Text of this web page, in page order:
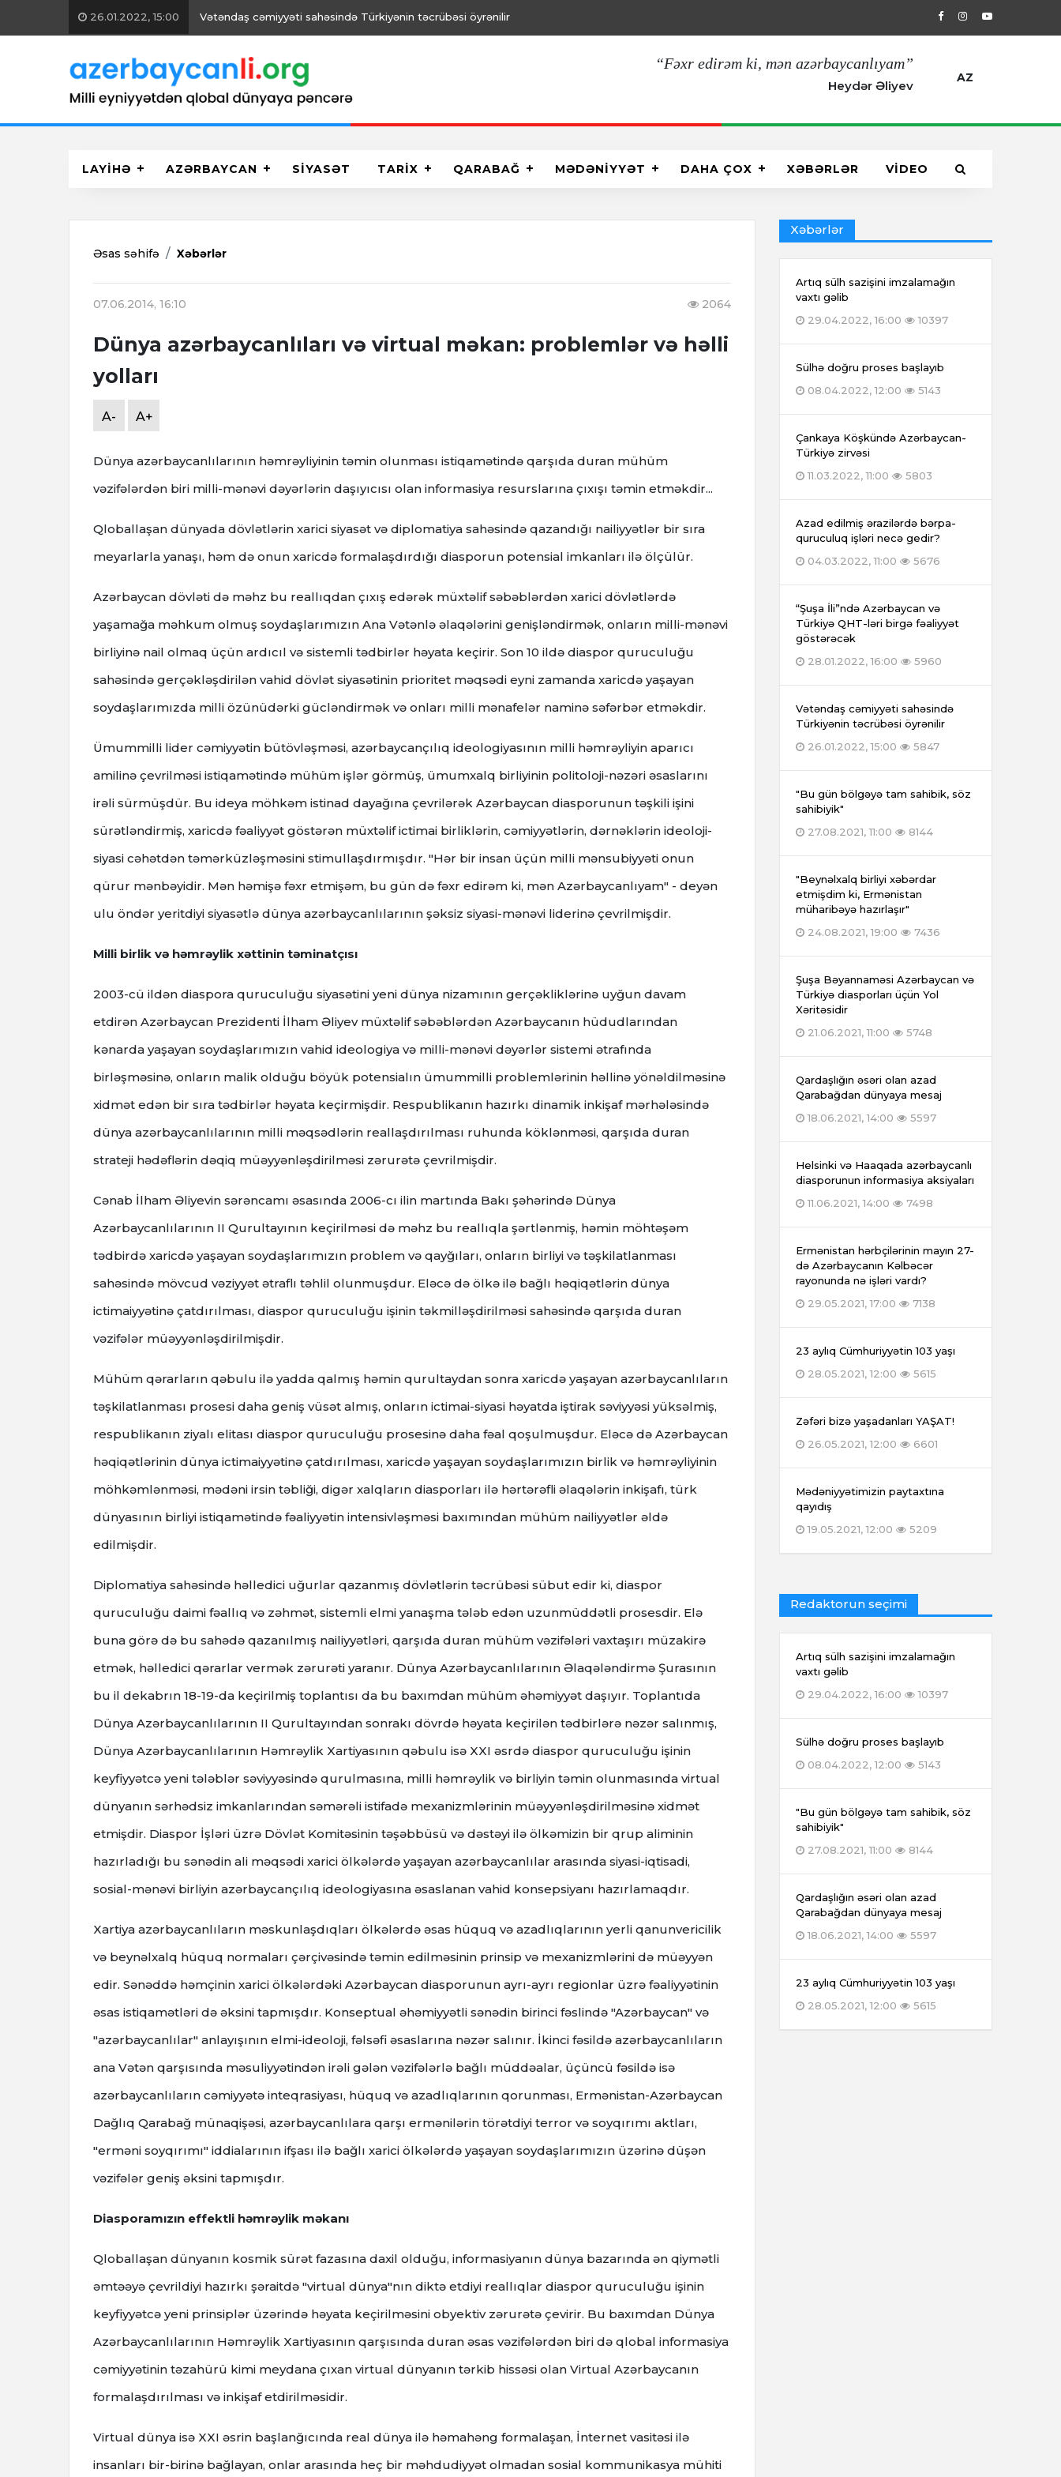
26.01.2022, 15:00 Vətəndaş cəmiyyəti sahəsində Türkiyənin təcrübəsi öyrənilir 29.04.2022, 16:00 Artıq sülh
“Fəxr edirəm ki, mən azərbaycanlıyam”
Heydər Əliyev
AZ
LAYİHƏ AZƏRBAYCAN SİYASƏT TARİX QARABAĞ MƏDƏNİYYƏT DAHA ÇOX XƏBƏRLƏR VİDEO
Əsas səhifə Xəbərlər
07.06.2014, 16:10 2064
Dünya azərbaycanlıları və virtual məkan: problemlər və həlli
yolları
A- A+
Dünya azərbaycanlılarının həmrəyliyinin təmin olunması istiqamətində qarşıda duran mühüm
vəzifələrdən biri milli-mənəvi dəyərlərin daşıyıcısı olan informasiya resurslarına çıxışı təmin etməkdir...
Qloballaşan dünyada dövlətlərin xarici siyasət və diplomatiya sahəsində qazandığı nailiyyətlər bir sıra
meyarlarla yanaşı, həm də onun xaricdə formalaşdırdığı diasporun potensial imkanları ilə ölçülür.
Azərbaycan dövləti də məhz bu reallıqdan çıxış edərək müxtəlif səbəblərdən xarici dövlətlərdə
yaşamağa məhkum olmuş soydaşlarımızın Ana Vətənlə əlaqələrini genişləndirmək, onların milli-mənəvi
birliyinə nail olmaq üçün ardıcıl və sistemli tədbirlər həyata keçirir. Son 10 ildə diaspor quruculuğu
sahəsində gerçəkləşdirilən vahid dövlət siyasətinin prioritet məqsədi eyni zamanda xaricdə yaşayan
soydaşlarımızda milli özünüdərki gücləndirmək və onları milli mənafelər naminə səfərbər etməkdir.
Ümummilli lider cəmiyyətin bütövləşməsi, azərbaycançılıq ideologiyasının milli həmrəyliyin aparıcı
amilinə çevrilməsi istiqamətində mühüm işlər görmüş, ümumxalq birliyinin politoloji-nəzəri əsaslarını
irəli sürmüşdür. Bu ideya möhkəm istinad dayağına çevrilərək Azərbaycan diasporunun təşkili işini
sürətləndirmiş, xaricdə fəaliyyət göstərən müxtəlif ictimai birliklərin, cəmiyyətlərin, dərnəklərin ideoloji-
siyasi cəhətdən təmərküzləşməsini stimullaşdırmışdır. "Hər bir insan üçün milli mənsubiyyəti onun
qürur mənbəyidir. Mən həmişə fəxr etmişəm, bu gün də fəxr edirəm ki, mən Azərbaycanlıyam" - deyən
ulu öndər yeritdiyi siyasətlə dünya azərbaycanlılarının şəksiz siyasi-mənəvi liderinə çevrilmişdir.
Milli birlik və həmrəylik xəttinin təminatçısı
2003-cü ildən diaspora quruculuğu siyasətini yeni dünya nizamının gerçəkliklərinə uyğun davam
etdirən Azərbaycan Prezidenti İlham Əliyev müxtəlif səbəblərdən Azərbaycanın hüdudlarından
kənarda yaşayan soydaşlarımızın vahid ideologiya və milli-mənəvi dəyərlər sistemi ətrafında
birləşməsinə, onların malik olduğu böyük potensialın ümummilli problemlərinin həllinə yönəldilməsinə
xidmət edən bir sıra tədbirlər həyata keçirmişdir. Respublikanın hazırkı dinamik inkişaf mərhələsində
dünya azərbaycanlılarının milli məqsədlərin reallaşdırılması ruhunda köklənməsi, qarşıda duran
strateji hədəflərin dəqiq müəyyənləşdirilməsi zərurətə çevrilmişdir.
Cənab İlham Əliyevin sərəncamı əsasında 2006-cı ilin martında Bakı şəhərində Dünya
Azərbaycanlılarının II Qurultayının keçirilməsi də məhz bu reallıqla şərtlənmiş, həmin möhtəşəm
tədbirdə xaricdə yaşayan soydaşlarımızın problem və qayğıları, onların birliyi və təşkilatlanması
sahəsində mövcud vəziyyət ətraflı təhlil olunmuşdur. Eləcə də ölkə ilə bağlı həqiqətlərin dünya
ictimaiyyətinə çatdırılması, diaspor quruculuğu işinin təkmilləşdirilməsi sahəsində qarşıda duran
vəzifələr müəyyənləşdirilmişdir.
Mühüm qərarların qəbulu ilə yadda qalmış həmin qurultaydan sonra xaricdə yaşayan azərbaycanlıların
təşkilatlanması prosesi daha geniş vüsət almış, onların ictimai-siyasi həyatda iştirak səviyyəsi yüksəlmiş,
respublikanın ziyalı elitası diaspor quruculuğu prosesinə daha fəal qoşulmuşdur. Eləcə də Azərbaycan
həqiqətlərinin dünya ictimaiyyətinə çatdırılması, xaricdə yaşayan soydaşlarımızın birlik və həmrəyliyinin
möhkəmlənməsi, mədəni irsin təbliği, digər xalqların diasporları ilə hərtərəfli əlaqələrin inkişafı, türk
dünyasının birliyi istiqamətində fəaliyyətin intensivləşməsi baxımından mühüm nailiyyətlər əldə
edilmişdir.
Diplomatiya sahəsində həlledici uğurlar qazanmış dövlətlərin təcrübəsi sübut edir ki, diaspor
quruculuğu daimi fəallıq və zəhmət, sistemli elmi yanaşma tələb edən uzunmüddətli prosesdir. Elə
buna görə də bu sahədə qazanılmış nailiyyətləri, qarşıda duran mühüm vəzifələri vaxtaşırı müzakirə
etmək, həlledici qərarlar vermək zərurəti yaranır. Dünya Azərbaycanlılarının Əlaqələndirmə Şurasının
bu il dekabrın 18-19-da keçirilmiş toplantısı da bu baxımdan mühüm əhəmiyyət daşıyır. Toplantıda
Dünya Azərbaycanlılarının II Qurultayından sonrakı dövrdə həyata keçirilən tədbirlərə nəzər salınmış,
Dünya Azərbaycanlılarının Həmrəylik Xartiyasının qəbulu isə XXI əsrdə diaspor quruculuğu işinin
keyfiyyətcə yeni tələblər səviyyəsində qurulmasına, milli həmrəylik və birliyin təmin olunmasında virtual
dünyanın sərhədsiz imkanlarından səmərəli istifadə mexanizmlərinin müəyyənləşdirilməsinə xidmət
etmişdir. Diaspor İşləri üzrə Dövlət Komitəsinin təşəbbüsü və dəstəyi ilə ölkəmizin bir qrup aliminin
hazırladığı bu sənədin ali məqsədi xarici ölkələrdə yaşayan azərbaycanlılar arasında siyasi-iqtisadi,
sosial-mənəvi birliyin azərbaycançılıq ideologiyasına əsaslanan vahid konsepsiyanı hazırlamaqdır.
Xartiya azərbaycanlıların məskunlaşdıqları ölkələrdə əsas hüquq və azadlıqlarının yerli qanunvericilik
və beynəlxalq hüquq normaları çərçivəsində təmin edilməsinin prinsip və mexanizmlərini də müəyyən
edir. Sənəddə həmçinin xarici ölkələrdəki Azərbaycan diasporunun ayrı-ayrı regionlar üzrə fəaliyyətinin
əsas istiqamətləri də əksini tapmışdır. Konseptual əhəmiyyətli sənədin birinci fəslində "Azərbaycan" və
"azərbaycanlılar" anlayışının elmi-ideoloji, fəlsəfi əsaslarına nəzər salınır. İkinci fəsildə azərbaycanlıların
ana Vətən qarşısında məsuliyyətindən irəli gələn vəzifələrlə bağlı müddəalar, üçüncü fəsildə isə
azərbaycanlıların cəmiyyətə inteqrasiyası, hüquq və azadlıqlarının qorunması, Ermənistan-Azərbaycan
Dağlıq Qarabağ münaqişəsi, azərbaycanlılara qarşı ermənilərin törətdiyi terror və soyqırımı aktları,
"erməni soyqırımı" iddialarının ifşası ilə bağlı xarici ölkələrdə yaşayan soydaşlarımızın üzərinə düşən
vəzifələr geniş əksini tapmışdır.
Diasporamızın effektli həmrəylik məkanı
Qloballaşan dünyanın kosmik sürət fazasına daxil olduğu, informasiyanın dünya bazarında ən qiymətli
əmtəəyə çevrildiyi hazırkı şəraitdə "virtual dünya"nın diktə etdiyi reallıqlar diaspor quruculuğu işinin
keyfiyyətcə yeni prinsiplər üzərində həyata keçirilməsini obyektiv zərurətə çevirir. Bu baxımdan Dünya
Azərbaycanlılarının Həmrəylik Xartiyasının qarşısında duran əsas vəzifələrdən biri də qlobal informasiya
cəmiyyətinin təzahürü kimi meydana çıxan virtual dünyanın tərkib hissəsi olan Virtual Azərbaycanın
formalaşdırılması və inkişaf etdirilməsidir.
Virtual dünya isə XXI əsrin başlanğıcında real dünya ilə həmahəng formalaşan, İnternet vasitəsi ilə
insanları bir-birinə bağlayan, onlar arasında heç bir məhdudiyyət olmadan sosial kommunikasya mühiti
Xəbərlər
Artıq sülh sazişini imzalamağın
vaxtı gəlib
29.04.2022, 16:00
10397
Sülhə doğru proses başlayıb
08.04.2022, 12:00
5143
Çankaya Köşkündə Azərbaycan-
Türkiyə zirvəsi
11.03.2022, 11:00
5803
Azad edilmiş ərazilərdə bərpa-
quruculuq işləri necə gedir?
04.03.2022, 11:00
5676
“Şuşa İli”ndə Azərbaycan və
Türkiyə QHT-ləri birgə fəaliyyət
göstərəcək
28.01.2022, 16:00
5960
Vətəndaş cəmiyyəti sahəsində
Türkiyənin təcrübəsi öyrənilir
26.01.2022, 15:00
5847
"Bu gün bölgəyə tam sahibik, söz
sahibiyik"
27.08.2021, 11:00
8144
"Beynəlxalq birliyi xəbərdar
etmişdim ki, Ermənistan
müharibəyə hazırlaşır"
24.08.2021, 19:00
7436
Şuşa Bəyannaməsi Azərbaycan və
Türkiyə diasporları üçün Yol
Xəritəsidir
21.06.2021, 11:00
5748
Qardaşlığın əsəri olan azad
Qarabağdan dünyaya mesaj
18.06.2021, 14:00
5597
Helsinki və Haaqada azərbaycanlı
diasporunun informasiya aksiyaları
11.06.2021, 14:00
7498
Ermənistan hərbçilərinin mayın 27-
də Azərbaycanın Kəlbəcər
rayonunda nə işləri vardı?
29.05.2021, 17:00
7138
23 aylıq Cümhuriyyətin 103 yaşı
28.05.2021, 12:00
5615
Zəfəri bizə yaşadanları YAŞAT!
26.05.2021, 12:00
6601
Mədəniyyətimizin paytaxtına
qayıdış
19.05.2021, 12:00
5209
Redaktorun seçimi
Artıq sülh sazişini imzalamağın
vaxtı gəlib
29.04.2022, 16:00
10397
Sülhə doğru proses başlayıb
08.04.2022, 12:00
5143
"Bu gün bölgəyə tam sahibik, söz
sahibiyik"
27.08.2021, 11:00
8144
Qardaşlığın əsəri olan azad
Qarabağdan dünyaya mesaj
18.06.2021, 14:00
5597
23 aylıq Cümhuriyyətin 103 yaşı
28.05.2021, 12:00
5615